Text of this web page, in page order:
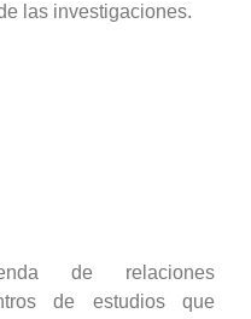
las investigaciones.
de relaciones
de estudios que